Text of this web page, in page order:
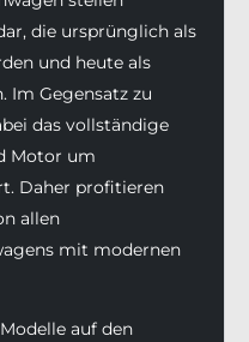
die ursprünglich als
und heute als
Im Gegensatz zu
das vollständige
Motor um
Daher profitieren
allen
mit modernen
auf den